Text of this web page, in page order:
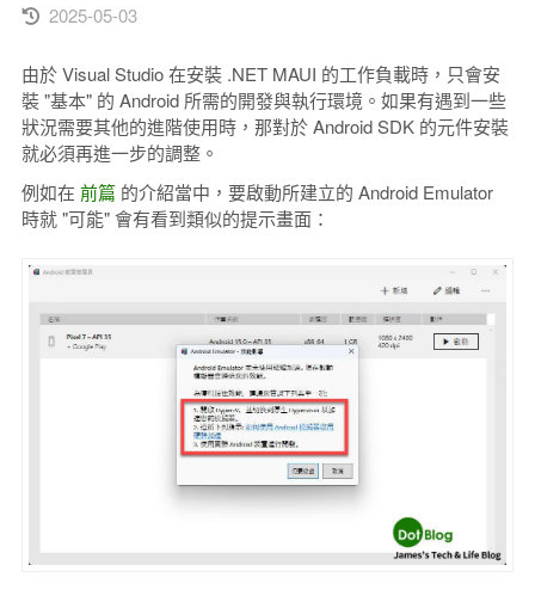
2025-05-03
由於 Visual Studio 在安裝 .NET MAUI 的工作負載時，只會安
裝 "基本" 的 Android 所需的開發與執行環境。如果有遇到一些
狀況需要其他的進階使用時，那對於 Android SDK 的元件安裝
就必須再進一步的調整。
例如在 前篇的介紹當中，要啟動所建立的 Android Emulator
時就 "可能" 會有看到類似的提示畫面：